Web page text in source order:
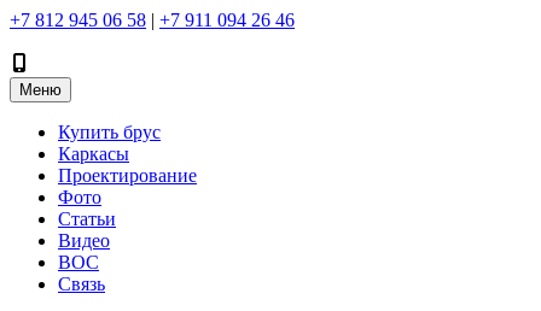
+7 812 945 06 58 | +7 911 094 26 46
Меню
Купить брус
Каркасы
Проектирование
Фото
Статьи
Видео
ВОС
Связь